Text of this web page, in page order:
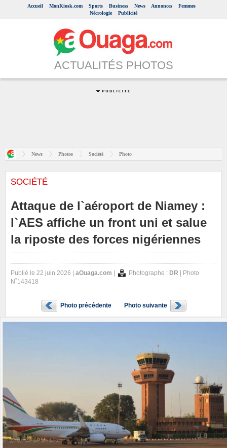
Accueil MonKiosk.com Sports Business News Annonces
Femmes
Nécrologie
Publicité
ACTUALITÉS PHOTOS
News Photos Société Photo
SOCIÉTÉ
Attaque de l`aéroport de Niamey :
l`AES affiche un front uni et salue
la riposte des forces nigériennes
Publié le 22 juin 2026 | aOuaga.com Photographe : DR | Photo
N˚143418
Photo précédente Photo suivante